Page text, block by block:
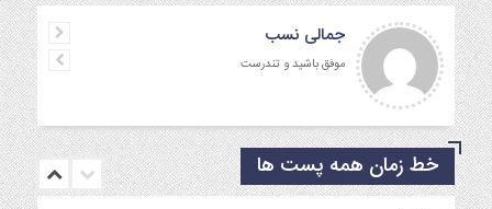
جمالی نسب
موفق باشید و تندرست
خط زمان همه پست ها